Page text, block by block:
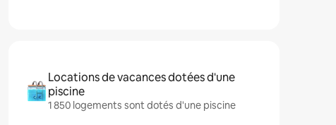
Locations de vacances dotées d'une
piscine
1 850 logements sont dotés d'une piscine